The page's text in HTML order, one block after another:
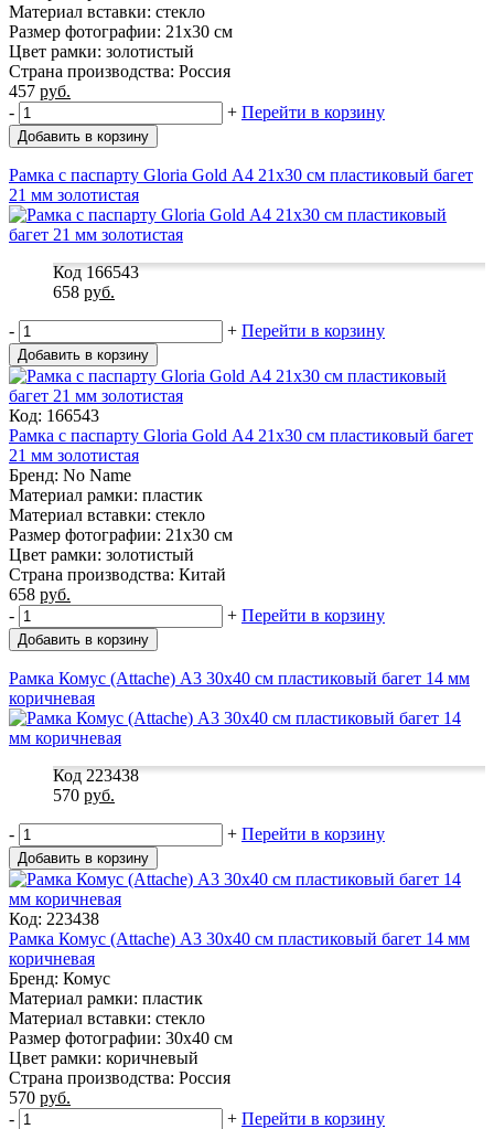
Материал вставки: стекло
Размер фотографии: 21x30 см
Цвет рамки: золотистый
Страна производства: Россия
457 руб.
-
+ Перейти в корзину
Добавить в корзину
Рамка с паспарту Gloria Gold А4 21x30 см пластиковый багет
21 мм золотистая
Код 166543
658 руб.
- + Перейти в корзину
Добавить в корзину
Код: 166543
Рамка с паспарту Gloria Gold А4 21x30 см пластиковый багет
21 мм золотистая
Бренд: No Name
Материал рамки: пластик
Материал вставки: стекло
Размер фотографии: 21x30 см
Цвет рамки: золотистый
Страна производства: Китай
658 руб.
-
+ Перейти в корзину
Добавить в корзину
Рамка Комус (Attache) А3 30x40 см пластиковый багет 14 мм
коричневая
Код 223438
570 руб.
- + Перейти в корзину
Добавить в корзину
Код: 223438
Рамка Комус (Attache) А3 30x40 см пластиковый багет 14 мм
коричневая
Бренд: Комус
Материал рамки: пластик
Материал вставки: стекло
Размер фотографии: 30x40 см
Цвет рамки: коричневый
Страна производства: Россия
570 руб.
-
+ Перейти в корзину